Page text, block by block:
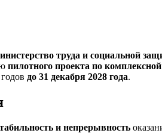
труда и социальной
пилотного проекта по
до 31 декабря 2028 года.
и непрерывность